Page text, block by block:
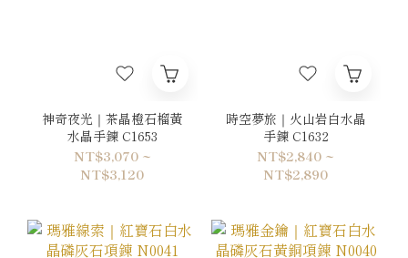
神奇夜光｜茶晶橙石榴黃
水晶手鍊 C1653
NT$3,070 ~
NT$3,120
時空夢旅｜火山岩白水晶
手鍊 C1632
NT$2,840 ~
NT$2,890